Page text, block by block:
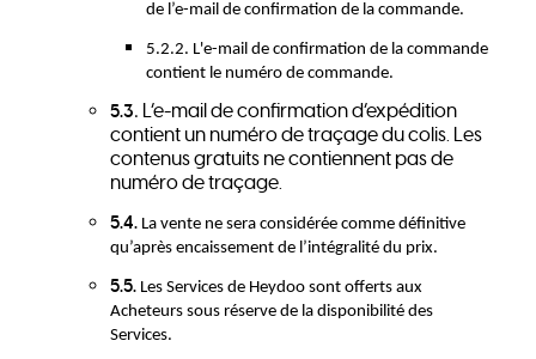
de l’e-mail de confirmation de la commande.
5.2.2. L'e-mail de confirmation de la commande
contient le numéro de commande.
5.3. L’e-mail de confirmation d’expédition
contient un numéro de traçage du colis. Les
contenus gratuits ne contiennent pas de
numéro de traçage.
5.4. La vente ne sera considérée comme définitive
qu’après encaissement de l’intégralité du prix.
5.5. Les Services de Heydoo sont offerts aux
Acheteurs sous réserve de la disponibilité des
Services.